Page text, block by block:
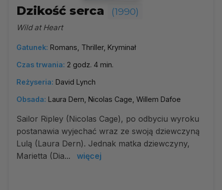
Dzikość serca (1990)
Wild at Heart
Gatunek: Romans, Thriller, Kryminał
Czas trwania: 2 godz. 4 min.
Reżyseria: David Lynch
Obsada: Laura Dern, Nicolas Cage, Willem Dafoe
Sailor Ripley (Nicolas Cage), po odbyciu wyroku
postanawia wyjechać wraz ze swoją dziewczyną
Lulą (Laura Dern). Jednak matka dziewczyny,
Marietta (Dia...
więcej